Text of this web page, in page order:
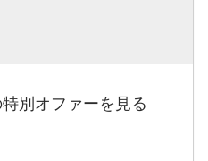
別オファーを見る